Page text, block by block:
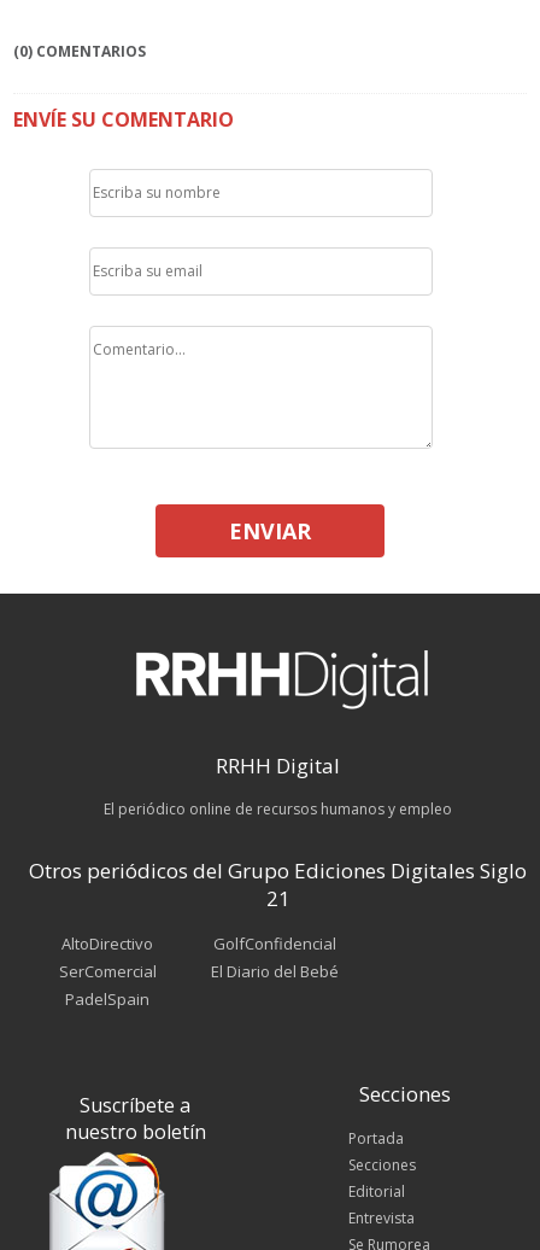
(0) COMENTARIOS
ENVÍE SU COMENTARIO
ENVIAR
RRHH Digital
El periódico online de recursos humanos y empleo
Otros periódicos del Grupo Ediciones Digitales Siglo
21
AltoDirectivo
SerComercial
PadelSpain
GolfConfidencial
El Diario del Bebé
Suscríbete a
nuestro boletín
Secciones
Portada
Secciones
Editorial
Entrevista
Se Rumorea